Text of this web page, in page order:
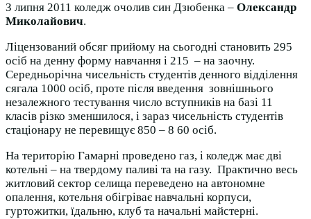
З липня 2011 коледж очолив син Дзюбенка – Олександр
Миколайович.
Ліцензований обсяг прийому на сьогодні становить 295
осіб на денну форму навчання і 215 – на заочну.
Середньорічна чисельність студентів денного відділення
сягала 1000 осіб, проте після введення зовнішнього
незалежного тестування число вступників на базі 11
класів різко зменшилося, і зараз чисельність студентів
стаціонару не перевищує 850 – 8 60 осіб.
На територію Гамарні проведено газ, і коледж має дві
котельні – на твердому паливі та на газу. Практично весь
житловий сектор селища переведено на автономне
опалення, котельня обігріває навчальні корпуси,
гуртожитки, їдальню, клуб та начальні майстерні.